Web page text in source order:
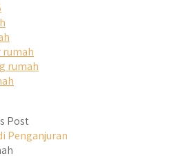
rumah
Post
Penganjuran